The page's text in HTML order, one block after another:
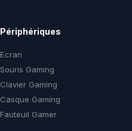
Périphériques
Ecran
Souris Gaming
Clavier Gaming
Casque Gaming
Fauteuil Gamer